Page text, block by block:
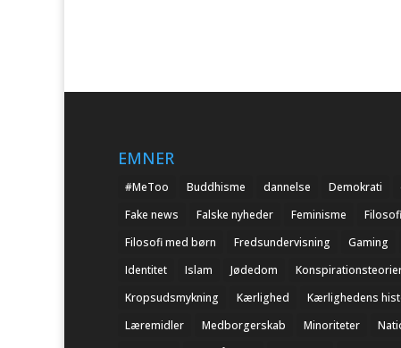
EMNER
#MeToo Buddhisme dannelse Demokrati
Fake news
Falske nyheder Feminisme Filosofi
Filosofi med børn
Fredsundervisning Gaming
Identitet
Islam Jødedom
Kropsudsmykning
Kærlighed Kærlighedens
Læremidler
Medborgerskab Minoriteter